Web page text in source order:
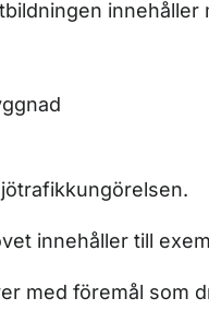
innehåller
innehåller till
med föremål som